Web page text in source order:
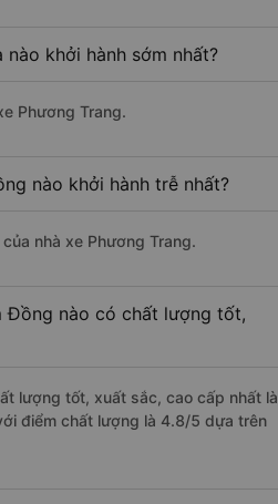
khởi hành sớm nhất?
Phương Trang.
nào khởi hành trễ nhất?
nhà xe Phương Trang.
Đồng nào có chất lượng tốt,
lượng tốt, xuất sắc, cao cấp nhất là
điểm chất lượng là 4.8/5 dựa trên